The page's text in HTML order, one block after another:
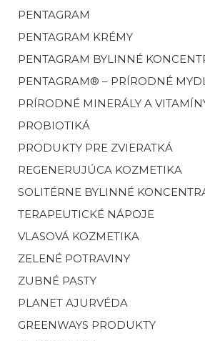
PENTAGRAM
PENTAGRAM KRÉMY
PENTAGRAM BYLINNÉ
PENTAGRAM® – PRÍRODNÉ
PRÍRODNÉ MINERÁLY A
PROBIOTIKÁ
PRODUKTY PRE ZVIERATKÁ
REGENERUJÚCA KOZMETIKA
SOLITÉRNE BYLINNÉ
TERAPEUTICKÉ NÁPOJE
VLASOVÁ KOZMETIKA
ZELENÉ POTRAVINY
ZUBNÉ PASTY
PLANET AJURVÉDA
GREENWAYS PRODUKTY